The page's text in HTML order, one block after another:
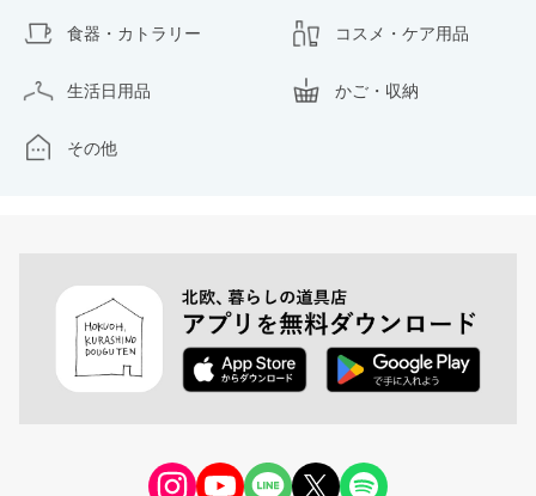
食器・カトラリー コスメ・ケア用品
生活日用品 かご・収納
その他